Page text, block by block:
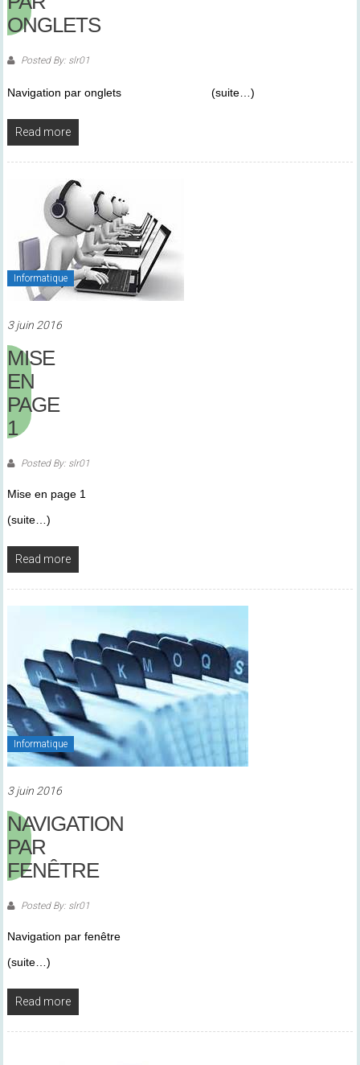
ONGLETS
Posted By: slr01
Navigation par onglets (suite…)
Read more
Informatique
3 juin 2016
MISE
EN
PAGE
1
Posted By: slr01
Mise en page 1
(suite…)
Read more
Informatique
3 juin 2016
NAVIGATION
PAR
FENÊTRE
Posted By: slr01
Navigation par fenêtre
(suite…)
Read more